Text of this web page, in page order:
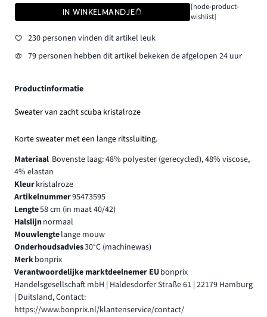
IN WINKELMANDJE
[node-product-
wishlist]
230 personen vinden dit artikel leuk
79 personen hebben dit artikel bekeken de afgelopen 24 uur
Productinformatie
Sweater van zacht scuba kristalroze
Korte sweater met een lange ritssluiting.
Materiaal Bovenste laag: 48% polyester (gerecycled), 48% viscose,
4% elastan
Kleurkristalroze
Artikelnummer95473595
Lengte58 cm (in maat 40/42)
Halslijnnormaal
Mouwlengtelange mouw
Onderhoudsadvies30°C (machinewas)
Merkbonprix
Verantwoordelijke marktdeelnemer EUbonprix
Handelsgesellschaft mbH | Haldesdorfer Straße 61 | 22179 Hamburg
| Duitsland, Contact:
https://www.bonprix.nl/klantenservice/contact/